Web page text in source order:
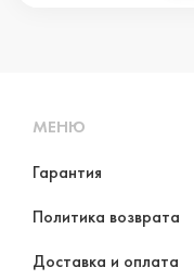
МЕНЮ
Гарантия
Политика возврата
Доставка и оплата